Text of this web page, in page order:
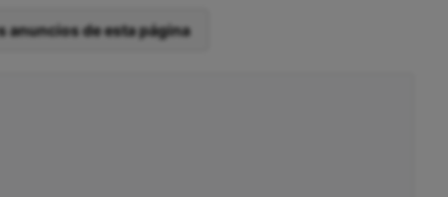
anuncios de esta página